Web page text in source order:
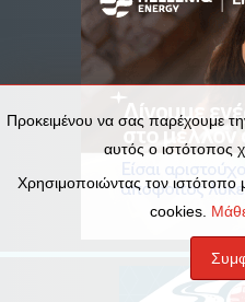
Προκειμένου να σας παρέχουμε
αυτός ο ιστότοπος
Χρησιμοποιώντας τον
cookies.